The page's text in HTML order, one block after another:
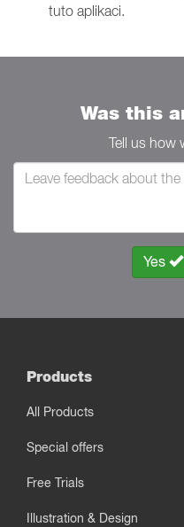
tuto aplikaci.
Was this
Tell us how
Yes
Products
All Products
Special offers
Free Trials
Illustration & Design